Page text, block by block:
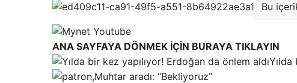
Bu
ANA SAYFAYA DÖNMEK İÇİN BURAYA TIKLAYIN
Yılda
Muhtar aradı: “Bekliyoruz”